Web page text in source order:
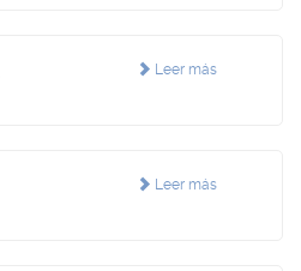
Leer más
Leer más